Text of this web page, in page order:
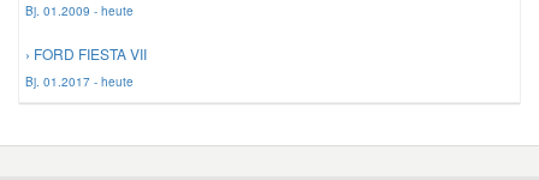
Bj. 01.2009 - heute
› FORD FIESTA VII
Bj. 01.2017 - heute
Kia Ersatzteile